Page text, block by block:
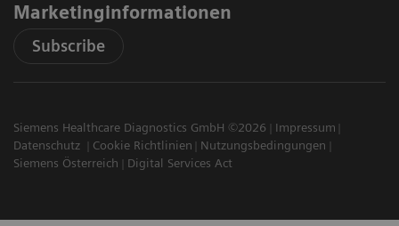
Marketinginformationen
Subscribe
Siemens Healthcare Diagnostics GmbH ©2026
Impressum
Datenschutz
Cookie Richtlinien
Nutzungsbedingungen
Siemens Österreich
Digital Services Act